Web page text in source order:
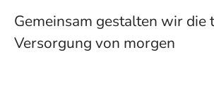
Gemeinsam gestalten wir die
Versorgung von morgen